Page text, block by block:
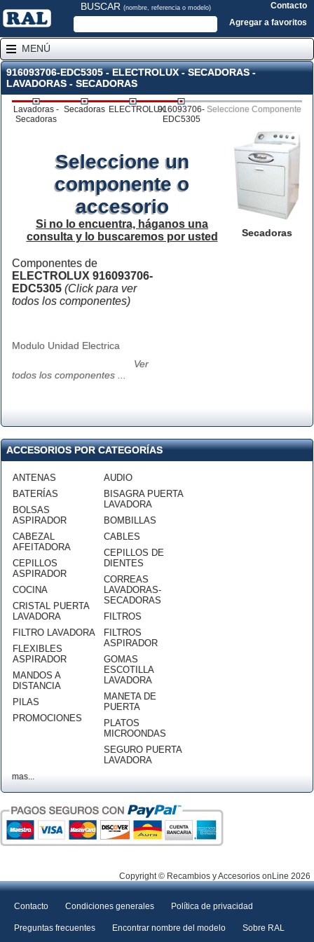
BUSCAR (nombre, referencia o modelo)
Contacto
Agregar a favoritos
MENÚ
916093706-EDC5305 - ELECTROLUX - SECADORAS -
LAVADORAS - SECADORAS
Lavadoras -
Secadoras
Secadoras ELECTROLUX916093706-
EDC5305
Seleccione Componente
Secadoras
Seleccione un
componente o
accesorio
Si no lo encuentra, háganos una
consulta y lo buscaremos por usted
Componentes de
ELECTROLUX 916093706-
EDC5305 (Click para ver
todos los componentes)
Modulo Unidad Electrica
Ver
todos los componentes ...
ACCESORIOS POR CATEGORÍAS
ANTENAS
BATERÍAS
BOLSAS
ASPIRADOR
CABEZAL
AFEITADORA
CEPILLOS
ASPIRADOR
COCINA
CRISTAL PUERTA
LAVADORA
FILTRO LAVADORA
FLEXIBLES
ASPIRADOR
MANDOS A
DISTANCIA
PILAS
PROMOCIONES
AUDIO
BISAGRA PUERTA
LAVADORA
BOMBILLAS
CABLES
CEPILLOS DE
DIENTES
CORREAS
LAVADORAS-
SECADORAS
FILTROS
FILTROS
ASPIRADOR
GOMAS
ESCOTILLA
LAVADORA
MANETA DE
PUERTA
PLATOS
MICROONDAS
SEGURO PUERTA
LAVADORA
mas...
Copyright © Recambios y Accesorios onLine 2026
Contacto Condiciones generales Política de privacidad
Preguntas frecuentes Encontrar nombre del modelo Sobre RAL